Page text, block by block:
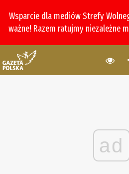
Wsparcie dla mediów Strefy
ważne! Razem ratujmy niezależne
ad